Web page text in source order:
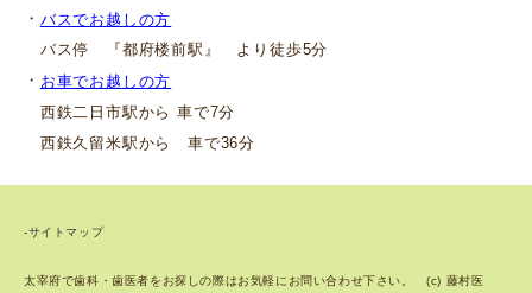
・ バスでお越しの方
バス停 『都府楼前駅』 より徒歩5分
・ お車でお越しの方
西鉄二日市駅から 車で7分
西鉄久留米駅から 車で36分
-サイトマップ
太宰府で歯科・歯医者をお探しの際はお気軽にお問い合わせ下さい。 (c) 藤村医